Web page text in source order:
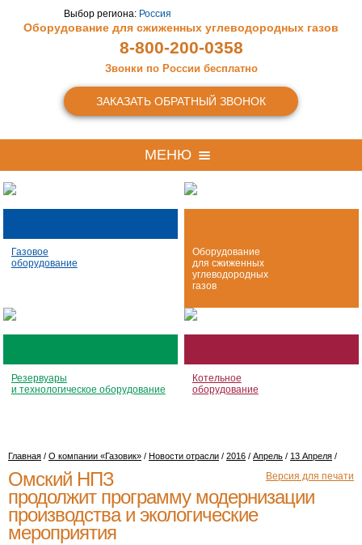
Выбор региона: Россия
Оборудование для сжиженных углеводородных газов
8-800-200-0358
Звонки по России бесплатно
ЗАКАЗАТЬ ОБРАТНЫЙ ЗВОНОК
МЕНЮ
Газовое
оборудование
Оборудование
для сжиженных
углеводородных
газов
Резервуары
и технологическое оборудование
Котельное
оборудование
Главная / О компании «Газовик» / Новости отрасли / 2016 / Апрель / 13 Апреля /
Версия для печати
Омский НПЗ
продолжит программу модернизации
производства и экологические
мероприятия